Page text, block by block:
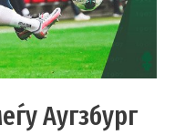
Аугзбург